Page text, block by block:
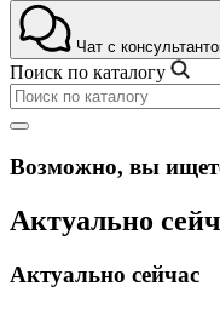
Чат с
Поиск по каталогу
Возможно, вы
Актуально
Актуально сейчас